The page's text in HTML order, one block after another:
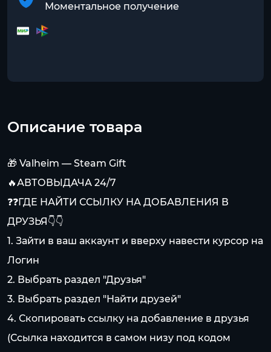
Моментальное получение
Описание товара
🎁 Valheim — Steam Gift
🔥АВТОВЫДАЧА 24/7
❓❓ГДЕ НАЙТИ ССЫЛКУ НА ДОБАВЛЕНИЯ В
ДРУЗЬЯ👇👇
1. Зайти в ваш аккаунт и вверху навести курсор на
Логин
2. Выбрать раздел "Друзья"
3. Выбрать раздел "Найти друзей"
4. Скопировать ссылку на добавление в друзья
(Ссылка находится в самом низу под кодом